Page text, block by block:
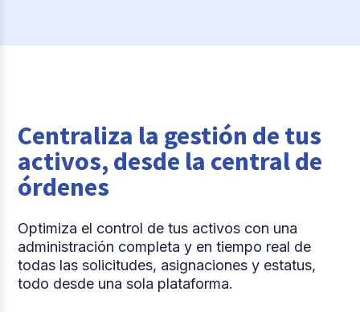
Centraliza la gestión de tus
activos, desde la central de
órdenes
Optimiza el control de tus activos con una
administración completa y en tiempo real de
todas las solicitudes, asignaciones y estatus,
todo desde una sola plataforma.